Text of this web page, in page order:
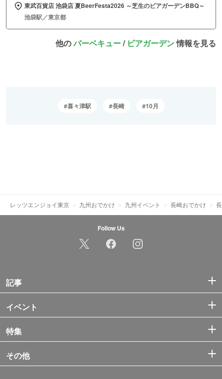
東武百貨店 池袋店 夏BeerFesta2026 ～芝生のビアガーデンBBQ～
池袋駅／東京都
他のバーベキュー/ ビアガーデン情報を見る
喜々津駅 長崎 10月
レッツエンジョイ東京 九州おでかけ 九州イベント 長崎おでかけ
Follow Us
記事
イベント
特集
その他